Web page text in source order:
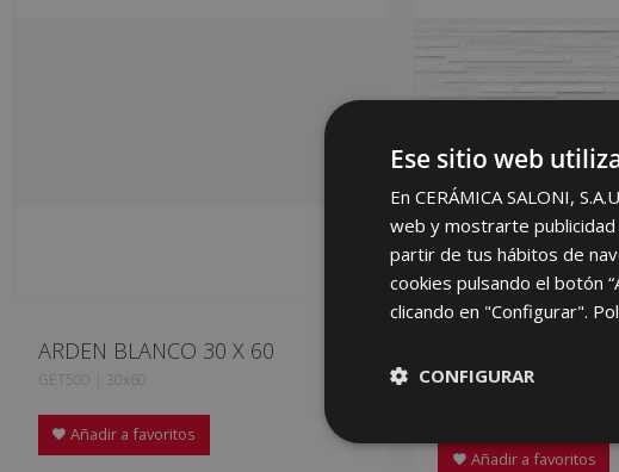
ARDEN BLANCO 30 X 60
GET500 | 30x60
Añadir a favoritos
30 X 60
Añadir a favoritos
Ese sitio web
En CERÁMICA SALONI,
web y mostrarte
partir de tus hábitos de
cookies pulsando el botón
clicando en "Configurar".
CONFIGURAR